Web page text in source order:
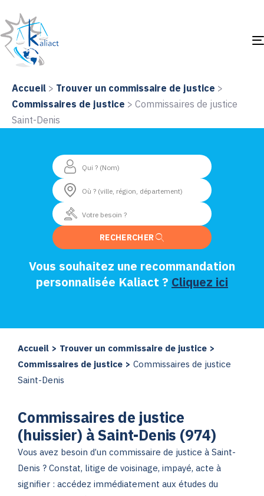
Accueil > Trouver un commissaire de justice >
Commissaires de justice > Commissaires de justice
Saint-Denis
RECHERCHER
Vous souhaitez une recommandation
personnalisée Kaliact ? Cliquez ici
Accueil > Trouver un commissaire de justice >
Commissaires de justice > Commissaires de justice
Saint-Denis
Commissaires de justice
(huissier) à Saint-Denis (974)
Vous avez besoin d’un commissaire de justice à Saint-
Denis ? Constat, litige de voisinage, impayé, acte à
signifier : accédez immédiatement aux études du